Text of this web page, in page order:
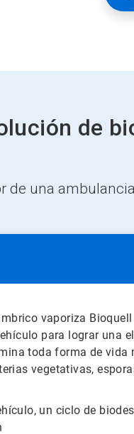
de
de una
vaporiza
para lograr una
toda forma de
vegetativas,
un ciclo de